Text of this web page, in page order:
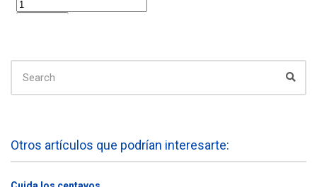
SEARCH
FOR:
Otros artículos que podrían interesarte: